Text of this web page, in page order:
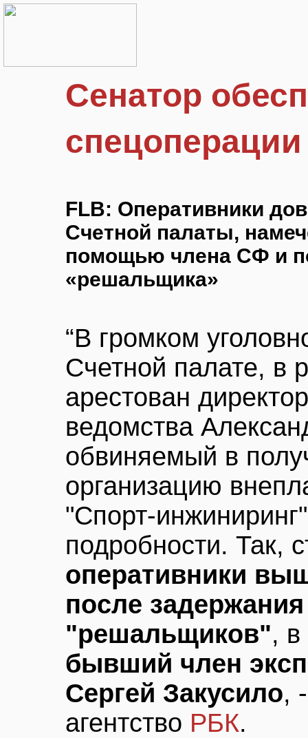
Сенатор
спецоперации
FLB: Оперативники
Счетной палаты,
помощью члена СФ и
«решальщика»
“В громком
Счетной палате, в
арестован
ведомства
обвиняемый в
организацию
"Спорт-
подробности. Так,
оперативники
после
"решальщиков", в
бывший член
Сергей Закусило,
агентство РБК.